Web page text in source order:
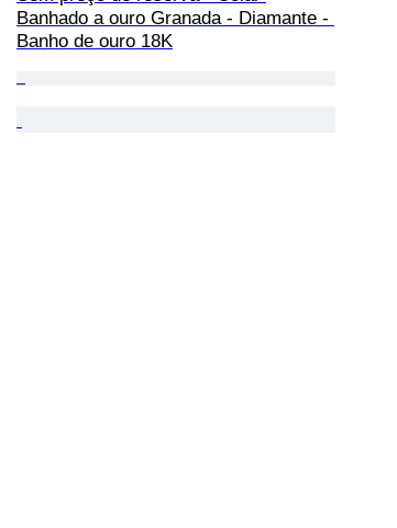
Banhado a ouro Granada - Diamante -
Banho de ouro 18K